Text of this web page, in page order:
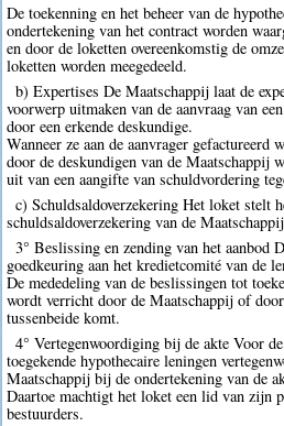
De toekenning en het beheer van de
ondertekening van het contract worden
en door de loketten overeenkomstig de
loketten worden meegedeeld.
b) Expertises De Maatschappij laat de
voorwerp uitmaken van de aanvraag van
door een erkende deskundige.
Wanneer ze aan de aanvrager gefactureerd
door de deskundigen van de Maatschappij
uit van een aangifte van schuldvordering
c) Schuldsaldoverzekering Het loket stelt
schuldsaldoverzekering van de
3° Beslissing en zending van het aanbod
goedkeuring aan het kredietcomité van de
De mededeling van de beslissingen tot
wordt verricht door de Maatschappij of
tussenbeide komt.
4° Vertegenwoordiging bij de akte Voor
toegekende hypothecaire leningen
Maatschappij bij de ondertekening van de
Daartoe machtigt het loket een lid van zijn
bestuurders.